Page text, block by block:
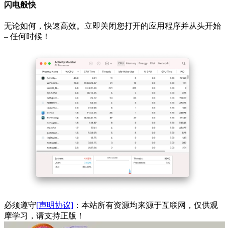
闪电般快
无论如何，快速高效。立即关闭您打开的应用程序并从头开始
– 任何时候！
必须遵守[声明协议] ：本站所有资源均来源于互联网，仅供观
摩学习，请支持正版！